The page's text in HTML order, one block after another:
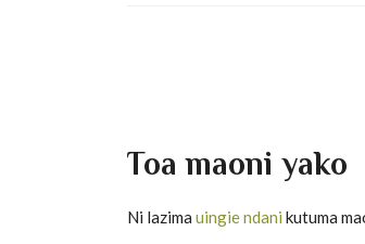
Toa maoni yako
Ni lazima uingie ndani kutuma